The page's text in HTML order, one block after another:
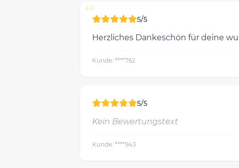
“ 5/5
Herzliches Dankeschön für deine
Kunde: ****762
5/5
Kein Bewertungstext
Kunde: ****943